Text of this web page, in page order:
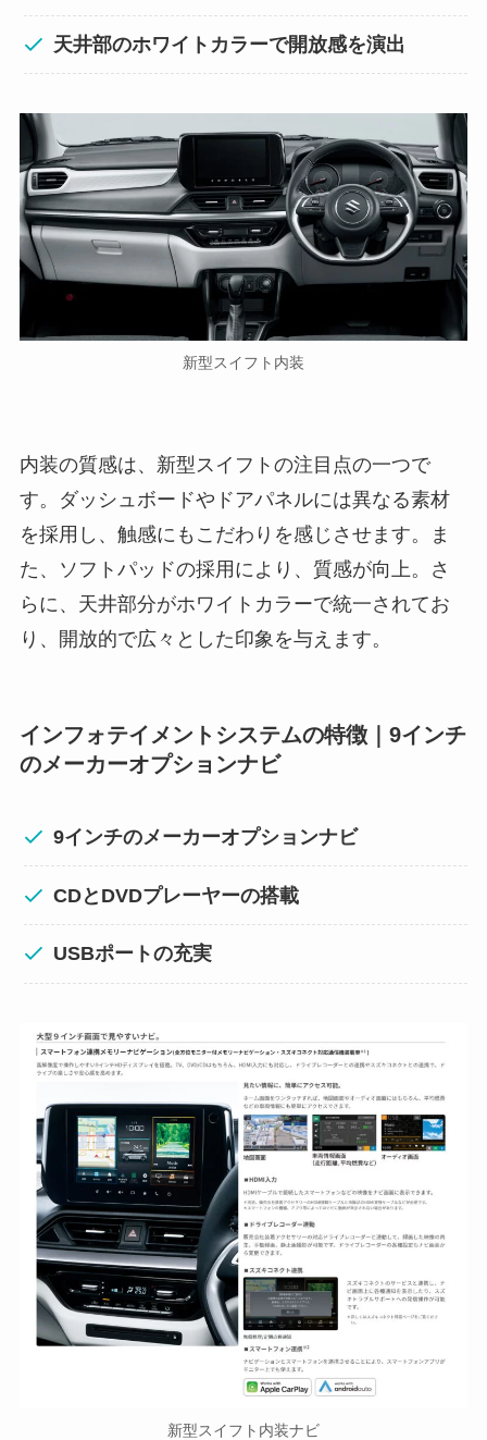
天井部のホワイトカラーで開放感を演出
新型スイフト内装
内装の質感は、新型スイフトの注目点の一つで
す。ダッシュボードやドアパネルには異なる素材
を採用し、触感にもこだわりを感じさせます。ま
た、ソフトパッドの採用により、質感が向上。さ
らに、天井部分がホワイトカラーで統一されてお
り、開放的で広々とした印象を与えます。
インフォテイメントシステムの特徴｜ 9インチ
のメーカーオプションナビ
9インチのメーカーオプションナビ
CDとDVDプレーヤーの搭載
USBポートの充実
新型スイフト内装ナビ